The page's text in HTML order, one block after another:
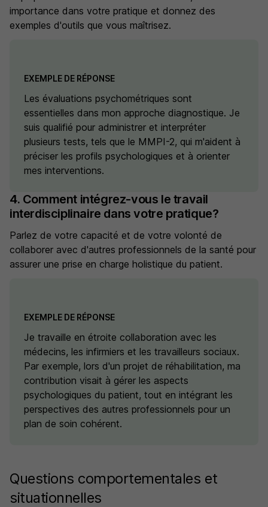
importance dans votre pratique et donnez des
exemples d'outils que vous maîtrisez.
EXEMPLE DE RÉPONSE
Les évaluations psychométriques sont
essentielles dans mon approche diagnostique. Je
suis qualifié pour administrer et interpréter
plusieurs tests, tels que le MMPI-2, qui m'aident à
préciser les profils psychologiques et à orienter
mes interventions.
4. Comment intégrez-vous le travail
interdisciplinaire dans votre pratique?
Parlez de votre capacité et de votre volonté de
collaborer avec d'autres professionnels de la santé pour
assurer une prise en charge holistique du patient.
EXEMPLE DE RÉPONSE
Je travaille en étroite collaboration avec les
médecins, les infirmiers et les travailleurs sociaux.
Par exemple, lors d'un projet de réhabilitation, ma
contribution visait à gérer les aspects
psychologiques du patient, tout en intégrant les
perspectives des autres professionnels pour un
plan de soin cohérent.
Questions comportementales et
situationnelles